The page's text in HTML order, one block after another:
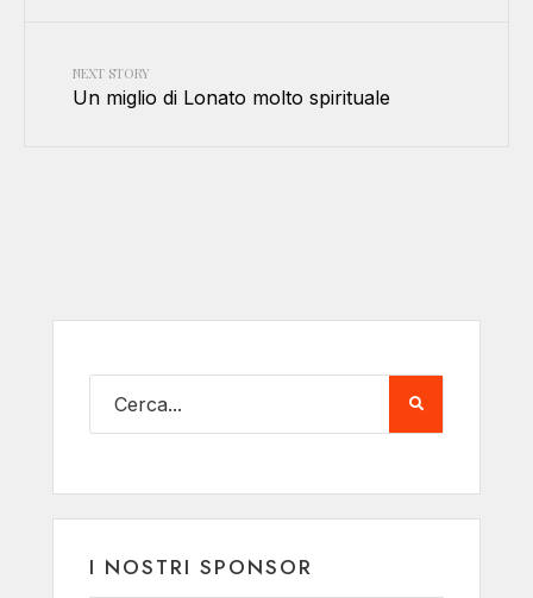
NEXT STORY
Un miglio di Lonato molto spirituale
I NOSTRI SPONSOR